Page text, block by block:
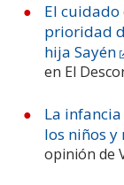
El cuidado
prioridad
hija Sayén
en El
La
los niños
opinión de